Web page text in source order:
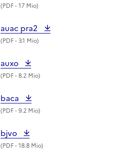
(PDF- 17 Mio)
auac pra2
(PDF- 3.1 Mio)
auxo
(PDF- 8.2 Mio)
baca
(PDF- 9.2 Mio)
bjvo
(PDF- 18.8 Mio)